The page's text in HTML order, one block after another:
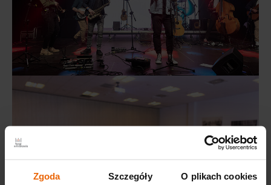
Zgoda Szczegóły O plikach cookies